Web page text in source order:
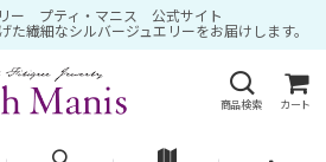
ー プティ・マニス 公式サイト
た繊細なシルバージュエリーをお届けします。
商品検索 カート